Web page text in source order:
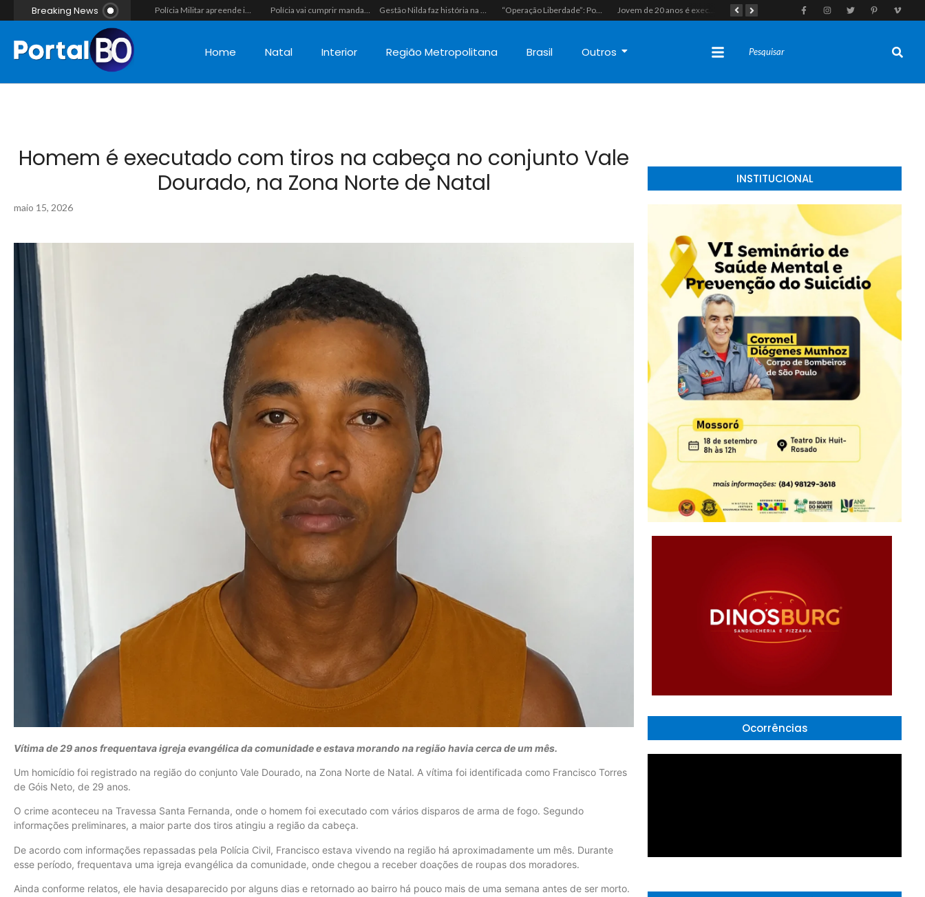
Breaking News Polícia Militar apreende indivíduo com porção de maconha durante patrulhamento em Parelhas Polícia vai cumprir mandado e acaba estourando esquema de tráfico com drogas escondidas dentro de urso de pelúcia em João Câmara Gestão Nilda faz história na segurança pública e coloca a Guarda Municipal como a primeira do RN operando fuzis “Operação Liberdade”: Polícias Civil e Militar prendem seis integrantes de grupo criminoso por tráfico de drogas em Tibau do Sul Jovem de 20 anos é executado a tiros em rede na companhia da namorada após criminosos invadirem casa fingindo ser policiais em Assú Homem com histórico de crimes sexuais é preso preventivamente por importunação sexual em supermercado de Caicó
Home Natal Interior Região Metropolitana Brasil Outros
Homem é executado com tiros na cabeça no conjunto Vale
Dourado, na Zona Norte de Natal
maio 15, 2026
Vítima de 29 anos frequentava igreja evangélica da comunidade e estava morando na região havia cerca de um mês.
Um homicídio foi registrado na região do conjunto Vale Dourado, na Zona Norte de Natal. A vítima foi identificada como Francisco Torres
de Góis Neto, de 29 anos.
O crime aconteceu na Travessa Santa Fernanda, onde o homem foi executado com vários disparos de arma de fogo. Segundo
informações preliminares, a maior parte dos tiros atingiu a região da cabeça.
De acordo com informações repassadas pela Polícia Civil, Francisco estava vivendo na região há aproximadamente um mês. Durante
esse período, frequentava uma igreja evangélica da comunidade, onde chegou a receber doações de roupas dos moradores.
Ainda conforme relatos, ele havia desaparecido por alguns dias e retornado ao bairro há pouco mais de uma semana antes de ser morto.
INSTITUCIONAL
Ocorrências